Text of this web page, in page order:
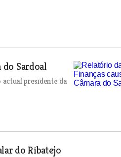
do Sardoal
presidente da
do Ribatejo